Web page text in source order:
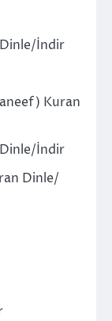
İndir
Kuran
İndir
Dinle/